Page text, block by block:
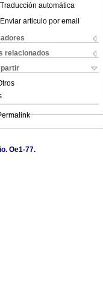
Traducción automática
Enviar articulo por email
relacionados
Oe1-77.